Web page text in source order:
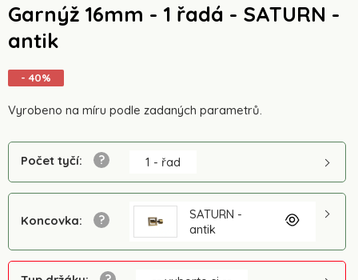
Garnýž 16mm - 1 řadá - SATURN -
antik
- 40%
Vyrobeno na míru podle zadaných parametrů.
Počet tyčí: 1 - řad
Koncovka:
SATURN -
antik